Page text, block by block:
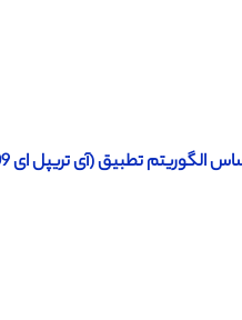
الگوریتم تطبیق (آی تریپل ای 2009)